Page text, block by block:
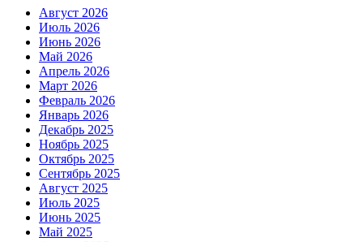
Август 2026
Июль 2026
Июнь 2026
Май 2026
Апрель 2026
Март 2026
Февраль 2026
Январь 2026
Декабрь 2025
Ноябрь 2025
Октябрь 2025
Сентябрь 2025
Август 2025
Июль 2025
Июнь 2025
Май 2025